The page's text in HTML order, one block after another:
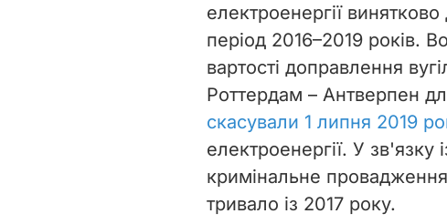
електроенергії
період 2016–2019 років.
вартості доправлення
Роттердам – Антверпен
скасували 1 липня 2019
електроенергії. У
кримінальне
тривало із 2017 року.